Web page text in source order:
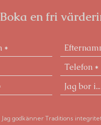
Boka en fri
Jag godkänner Traditions